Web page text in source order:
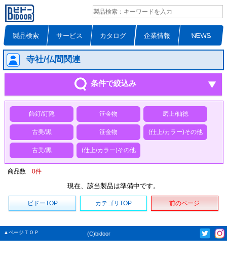
製品検索 サービス カタログ 企業情報 NEWS
寺社/仏間関連
条件で絞込み
飾釘/釘隠 笹金物 磨上/仙徳
古美/黒 笹金物 (仕上/カラー)その他
古美/黒 (仕上/カラー)その他
商品数 0件
現在、該当製品は準備中です。
ビドーTOP カテゴリTOP 前のページ
▲ページＴＯＰ (C)bidoor